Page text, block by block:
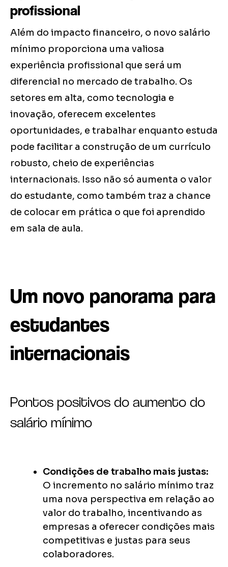
profissional
Além do impacto financeiro, o novo salário
mínimo proporciona uma valiosa
experiência profissional que será um
diferencial no mercado de trabalho. Os
setores em alta, como tecnologia e
inovação, oferecem excelentes
oportunidades, e trabalhar enquanto estuda
pode facilitar a construção de um currículo
robusto, cheio de experiências
internacionais. Isso não só aumenta o valor
do estudante, como também traz a chance
de colocar em prática o que foi aprendido
em sala de aula.
Um novo panorama para
estudantes
internacionais
Pontos positivos do aumento do
salário mínimo
Condições de trabalho mais justas:
O incremento no salário mínimo traz
uma nova perspectiva em relação ao
valor do trabalho, incentivando as
empresas a oferecer condições mais
competitivas e justas para seus
colaboradores.